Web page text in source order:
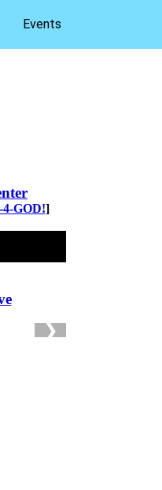
Events